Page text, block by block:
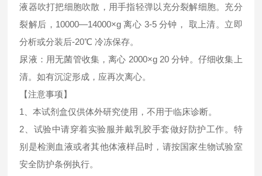
液器吹打把细胞吹散，用手指轻弹以充分裂解细胞。充分
裂解后，10000—14000×g 离心 3-5 分钟， 取上清。立即
分析或分装后-20℃ 冷冻保存。
尿液：用无菌管收集，离心 2000×g 20 分钟。仔细收集上
清。如有沉淀形成，应再次离心。
【注意事项】
1、本试剂盒仅供体外研究使用，不用于临床诊断。
2、试验中请穿着实验服并戴乳胶手套做好防护工作。特
别是检测血液或者其他体液样品时，请按国家生物试验室
安全防护条例执行。